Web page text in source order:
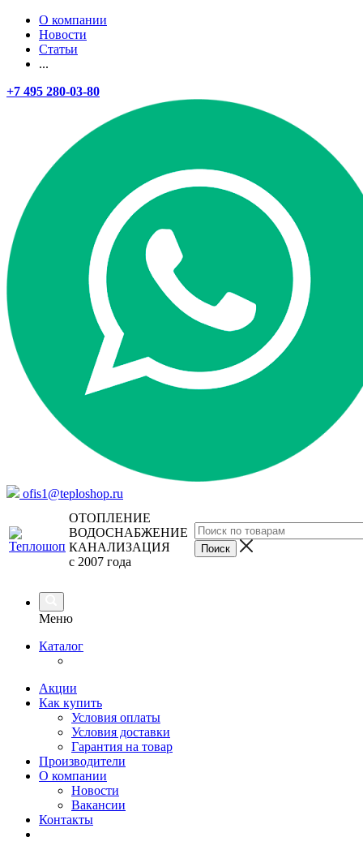
О компании
Новости
Статьи
...
+7 495 280-03-80
ofis1@teploshop.ru
ОТОПЛЕНИЕ
ВОДОСНАБЖЕНИЕ
КАНАЛИЗАЦИЯ
с 2007 года
Меню
Каталог
Акции
Как купить
Условия оплаты
Условия доставки
Гарантия на товар
Производители
О компании
Новости
Вакансии
Контакты